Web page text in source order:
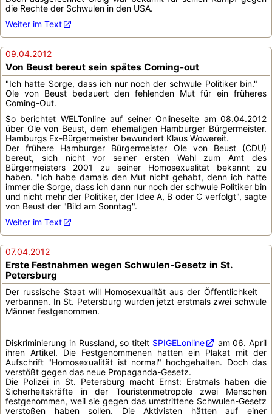
die Rechte der Schwulen in den USA.
Weiter im Text
09.04.2012
Von Beust bereut sein spätes Coming-out
"Ich hatte Sorge, dass ich nur noch der schwule Politiker bin."
Ole von Beust bedauert den fehlenden Mut für ein früheres
Coming-Out.
So berichtet WELTonline auf seiner Onlineseite am 08.04.2012
über Ole von Beust, dem ehemaligen Hamburger Bürgermeister.
Hamburgs Ex-Bürgermeister bewundert Klaus Wowereit.
Der frühere Hamburger Bürgermeister Ole von Beust (CDU)
bereut, sich nicht vor seiner ersten Wahl zum Amt des
Bürgermeisters 2001 zu seiner Homosexualität bekannt zu
haben. "Ich habe damals den Mut nicht gehabt, denn ich hatte
immer die Sorge, dass ich dann nur noch der schwule Politiker bin
und nicht mehr der Politiker, der Idee A, B oder C verfolgt", sagte
von Beust der "Bild am Sonntag".
Weiter im Text
07.04.2012
Erste Festnahmen wegen Schwulen-Gesetz in St.
Petersburg
Der russische Staat will Homosexualität aus der Öffentlichkeit
verbannen. In St. Petersburg wurden jetzt erstmals zwei schwule
Männer festgenommen.
Diskriminierung in Russland, so titelt SPIGELonline
am 06. April
ihren Artikel. Die Festgenommenen hatten ein Plakat mit der
Aufschrift "Homosexualität ist normal" hochgehalten. Doch das
verstößt gegen das neue Propaganda-Gesetz.
Die Polizei in St. Petersburg macht Ernst: Erstmals haben die
Sicherheitskräfte in der Touristenmetropole zwei Menschen
festgenommen, weil sie gegen das umstrittene Schwulen-Gesetz
verstoßen haben sollen. Die Aktivisten hätten auf einer